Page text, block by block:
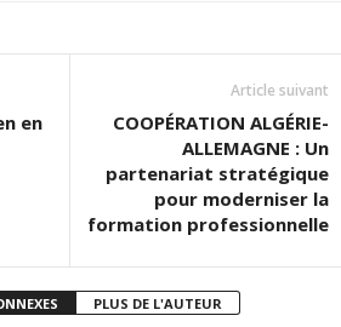
en
Article suivant
COOPÉRATION ALGÉRIE-
ALLEMAGNE : Un
partenariat stratégique
pour moderniser la
formation professionnelle
PLUS DE L'AUTEUR